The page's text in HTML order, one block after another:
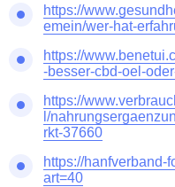
https://
emein/wer-hat-
https://
-besser-cbd-oel-
https://
l/
rkt-37660
https://hanfverband-
art=40